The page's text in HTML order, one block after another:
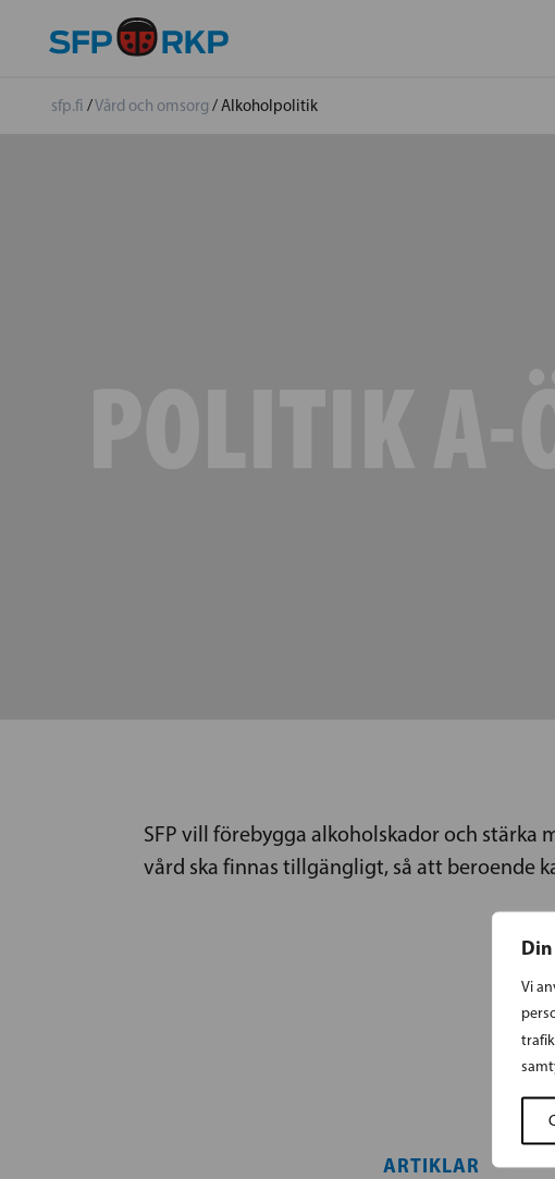
Vi
sfp.fi /Vård och omsorg /Alkoholpolitik
SFP vill förebygga alkoholskador och stärka
vård ska finnas tillgängligt, så att beroende
ARTIKLAR